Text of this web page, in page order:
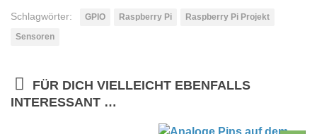
Schlagwörter: GPIO Raspberry Pi
Raspberry Pi Projekt
Sensoren
FÜR DICH VIELLEICHT EBENFALLS
INTERESSANT …